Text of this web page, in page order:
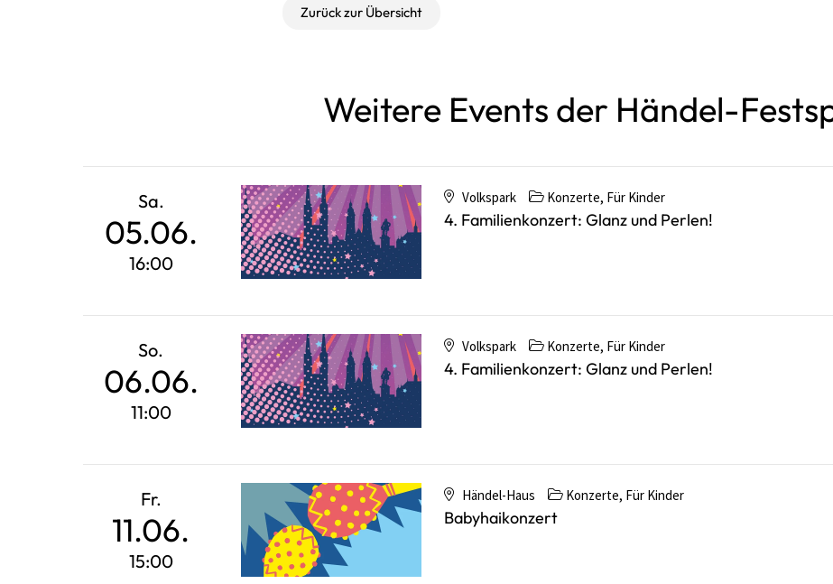
Zurück zur Übersicht
Weitere Events der Händel-
Volkspark Konzerte, Für Kinder
Sa.
05.06.
16:00
4. Familienkonzert: Glanz und Perlen!
Volkspark Konzerte, Für Kinder
So.
06.06.
11:00
4. Familienkonzert: Glanz und Perlen!
Händel-Haus Konzerte, Für Kinder
Fr.
11.06.
15:00
Babyhaikonzert